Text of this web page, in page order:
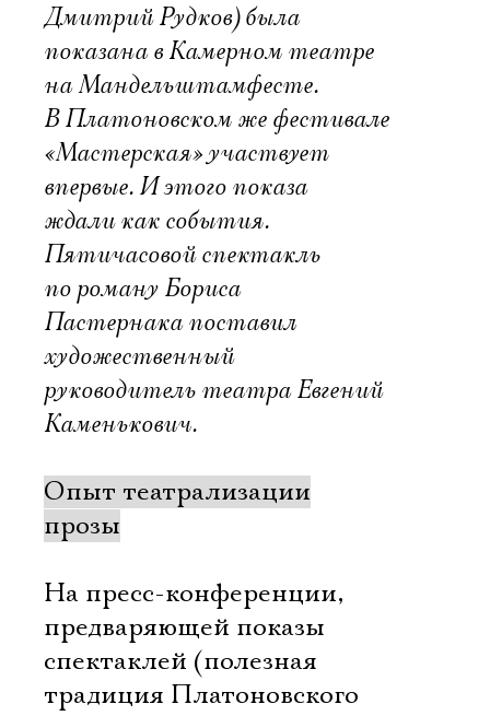
Дмитрий Рудков) была
показана в Камерном театре
на Мандельштамфесте.
В Платоновском же фестивале
«Мастерская» участвует
впервые. И этого показа
ждали как события.
Пятичасовой спектакль
по роману Бориса
Пастернака поставил
художественный
руководитель театра Евгений
Каменькович.
Опыт театрализации
прозы
На пресс-конференции,
предваряющей показы
спектаклей (полезная
традиция Платоновского